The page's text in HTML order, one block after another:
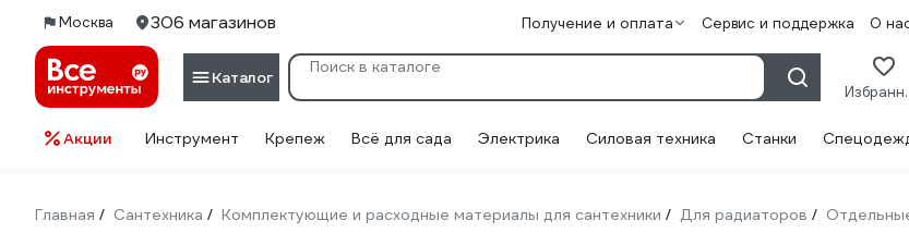
Москва 306 магазинов Получение и оплата Сервис и поддержка О
Каталог
Акции Инструмент Крепеж Всё для сада Электрика Силовая техника Станки
Главная / Сантехника / Комплектующие и расходные материалы для сантехники / Для радиаторов /